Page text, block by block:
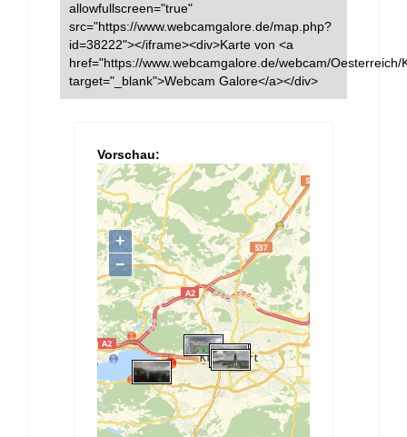
allowfullscreen="true"
src="https://www.webcamgalore.de/map.php?
id=38222"></iframe><div>Karte von <a
href="https://www.webcamgalore.de/webcam/
target="_blank">Webcam Galore</a></div>
Vorschau: